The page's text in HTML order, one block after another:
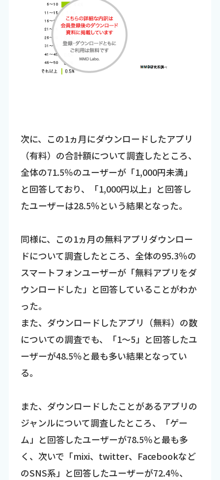
次に、この1ヵ月にダウンロードしたアプリ
（有料）の合計額について調査したところ、
全体の71.5％のユーザーが「1,000円未満」
と回答しており、「1,000円以上」と回答し
たユーザーは28.5％という結果となった。
同様に、この1ヵ月の無料アプリダウンロー
ドについて調査したところ、全体の95.3％の
スマートフォンユーザーが「無料アプリをダ
ウンロードした」と回答していることがわか
った。
また、ダウンロードしたアプリ（無料）の数
についての調査でも、「1～5」と回答したユ
ーザーが48.5％と最も多い結果となってい
る。
また、ダウンロードしたことがあるアプリの
ジャンルについて調査したところ、「ゲー
ム」と回答したユーザーが78.5％と最も多
く、次いで「mixi、twitter、Facebookなど
のSNS系」と回答したユーザーが72.4％、